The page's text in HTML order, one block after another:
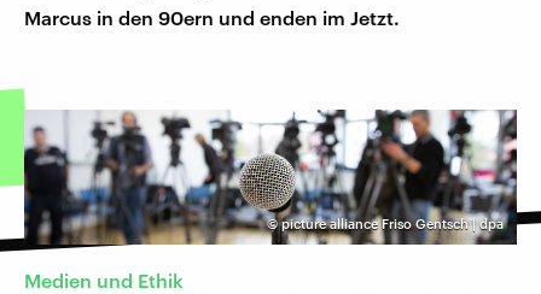
Marcus in den 90ern und enden im Jetzt.
©picture alliance Friso Gentsch | dpa
Medien und Ethik